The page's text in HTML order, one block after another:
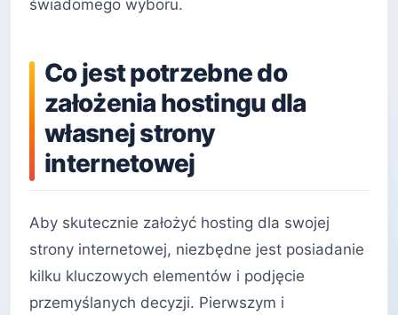
świadomego wyboru.
Co jest potrzebne do
założenia hostingu dla
własnej strony
internetowej
Aby skutecznie założyć hosting dla swojej
strony internetowej, niezbędne jest posiadanie
kilku kluczowych elementów i podjęcie
przemyślanych decyzji. Pierwszym i